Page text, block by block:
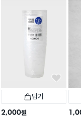
담기
2,000원